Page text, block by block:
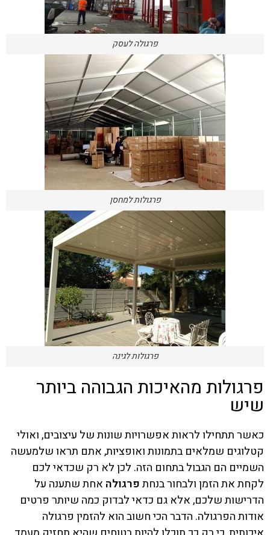
פרגולה לעסק
פרגולות למחסן
פרגולות לגינה
פרגולות מהאיכות הגבוהה ביותר
שיש
כאשר תתחילו לראות אפשרויות שונות של עיצובים, ואולי
קטלוגים שמלאים בתמונות ואופציות, אתם תראו שלמעשה
השמיים הם הגבול בתחום הזה. לכן לא רק שכדאי לכם
לקחת את הזמן ולבחור בנחתפרגולה אחת שתענה על
הדרישות שלכם, אלא גם כדאי לבדוק כמה שיותר פרטים
אודות הפרגולה. הדבר הכי חשוב הוא להזמין פרגולה